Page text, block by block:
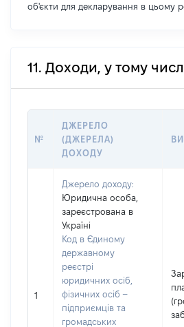
об'єкти для декларування в цьому
11. Доходи, у тому
№
ДЖЕРЕЛО
(ДЖЕРЕЛА)
ДОХОДУ
1
Джерело доходу:
Юридична особа,
зареєстрована в
Україні
Код в Єдиному
державному
реєстрі
юридичних осіб,
фізичних осіб –
підприємців та
громадських